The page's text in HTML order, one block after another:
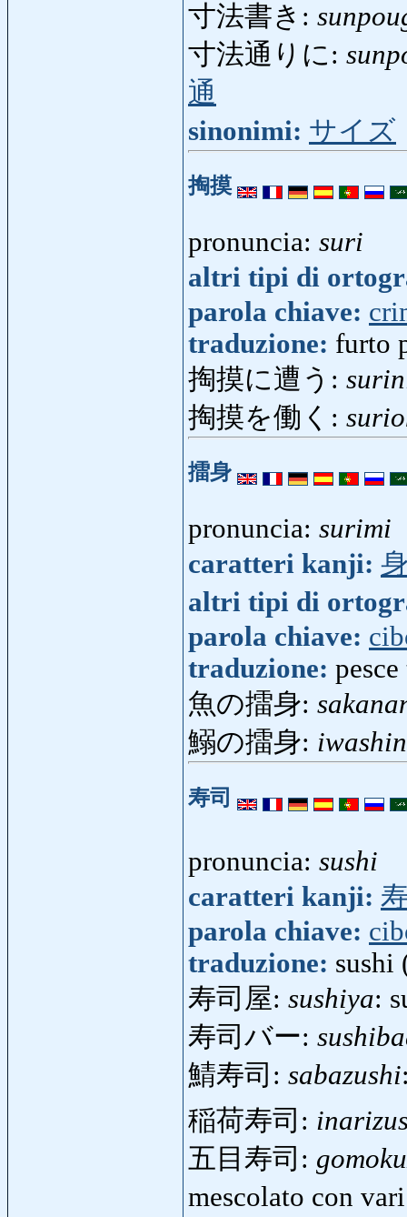
寸法書き:
寸法通りに:
通
sinonimi: サイズ
掏摸
pronuncia: suri
altri tipi di
parola chiave:
traduzione: furto
掏摸に遭う:
掏摸を働く:
擂身
pronuncia: surimi
caratteri kanji:
altri tipi di
parola chiave:
traduzione:
魚の擂身:
鰯の擂身:
寿司
pronuncia: sushi
caratteri kanji:
parola chiave:
traduzione: sushi
寿司屋: sushiya:
寿司バー:
鯖寿司: sabazushi
稲荷寿司:
五目寿司:
mescolato con